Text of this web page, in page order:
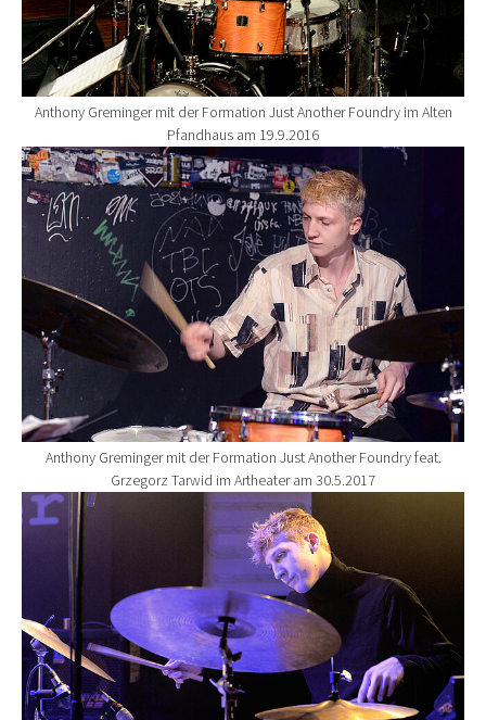
Anthony Greminger mit der Formation Just Another Foundry im Alten
Pfandhaus am 19.9.2016
Show larger version for:
Anthony Greminger mit der Formation Just Another Foundry feat.
Grzegorz Tarwid im Artheater am 30.5.2017
Show larger version for: